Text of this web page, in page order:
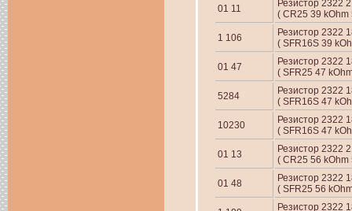
01 11
Резистор 2322
( CR25 39 kOhm
1 106
Резистор 2322
( SFR16S 39
01 47
Резистор 2322
( SFR25 47
5284
Резистор 2322
( SFR16S 47
10230
Резистор 2322
( SFR16S 47
01 13
Резистор 2322
( CR25 56 kOhm
01 48
Резистор 2322
( SFR25 56
Резистор 2322